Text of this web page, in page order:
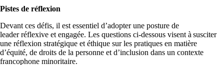
Pistes de réflexion
Devant ces défis, il est essentiel d’adopter une posture de
leader réflexive et engagée. Les questions ci-dessous visent à susciter
une réflexion stratégique et éthique sur les pratiques en matière
d’équité, de droits de la personne et d’inclusion dans un contexte
francophone minoritaire.